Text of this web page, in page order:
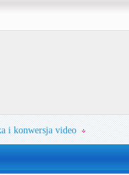
i konwersja video